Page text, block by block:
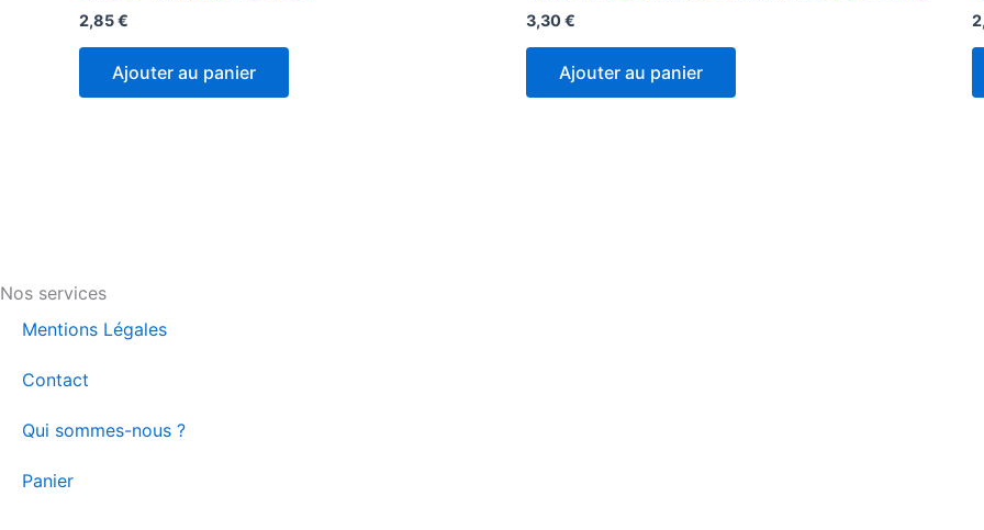
2,85€
Ajouter au panier
3,30€
Ajouter au panier
Nos services
Mentions Légales
Contact
Qui sommes-nous ?
Panier